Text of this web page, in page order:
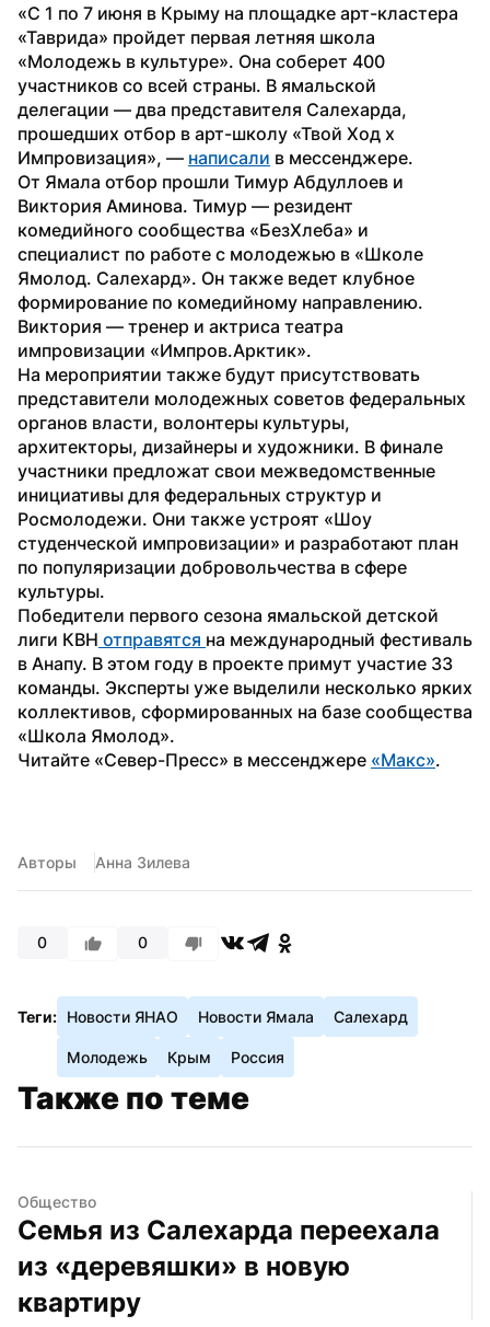
«С 1 по 7 июня в Крыму на площадке арт-кластера
«Таврида» пройдет первая летняя школа
«Молодежь в культуре». Она соберет 400
участников со всей страны. В ямальской
делегации — два представителя Салехарда,
прошедших отбор в арт-школу «Твой Ход х
Импровизация», — написали в мессенджере.
От Ямала отбор прошли Тимур Абдуллоев и
Виктория Аминова. Тимур — резидент
комедийного сообщества «БезХлеба» и
специалист по работе с молодежью в «Школе
Ямолод. Салехард». Он также ведет клубное
формирование по комедийному направлению.
Виктория — тренер и актриса театра
импровизации «Импров.Арктик».
На мероприятии также будут присутствовать
представители молодежных советов федеральных
органов власти, волонтеры культуры,
архитекторы, дизайнеры и художники. В финале
участники предложат свои межведомственные
инициативы для федеральных структур и
Росмолодежи. Они также устроят «Шоу
студенческой импровизации» и разработают план
по популяризации добровольчества в сфере
культуры.
Победители первого сезона ямальской детской
лиги КВН отправятся на международный фестиваль
в Анапу. В этом году в проекте примут участие 33
команды. Эксперты уже выделили несколько ярких
коллективов, сформированных на базе сообщества
«Школа Ямолод».
Читайте «Север-Пресс» в мессенджере «Макс».
Авторы Анна Зилева
0 0
Теги: Новости ЯНАО Новости Ямала Салехард
Молодежь Крым Россия
Также по теме
Общество
Семья из Салехарда переехала
из «деревяшки» в новую
квартиру